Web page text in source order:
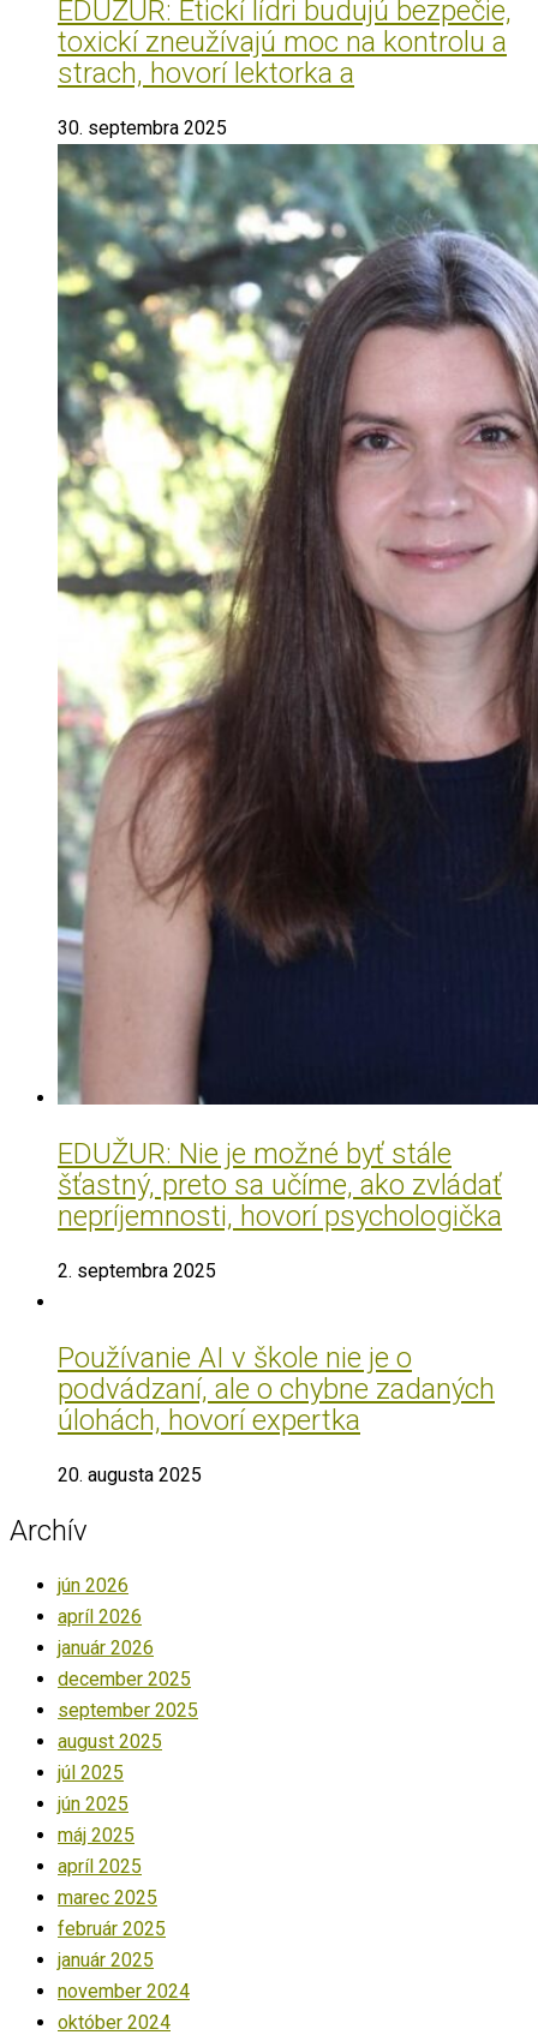
EDUŽUR: Etickí lídri budujú bezpečie,
toxickí zneužívajú moc na kontrolu a
strach, hovorí lektorka a
30. septembra 2025
EDUŽUR: Nie je možné byť stále
šťastný, preto sa učíme, ako zvládať
nepríjemnosti, hovorí psychologička
2. septembra 2025
Používanie AI v škole nie je o
podvádzaní, ale o chybne zadaných
úlohách, hovorí expertka
20. augusta 2025
Archív
jún 2026
apríl 2026
január 2026
december 2025
september 2025
august 2025
júl 2025
jún 2025
máj 2025
apríl 2025
marec 2025
február 2025
január 2025
november 2024
október 2024